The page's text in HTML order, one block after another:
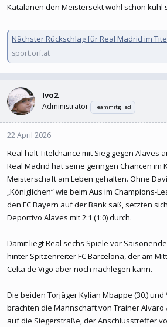
Katalanen den Meistersekt wohl schon kühl
Nächster Rückschlag für Real Madrid im
sport.orf.at
Ivo2
Administrator Teammitglied
22 April 2026
Real hält Titelchance mit Sieg gegen Alaves
Real Madrid hat seine geringen Chancen im
Meisterschaft am Leben gehalten. Ohne
„Königlichen“ wie beim Aus im Champions-
den FC Bayern auf der Bank saß, setzten
Deportivo Alaves mit 2:1 (1:0) durch.
Damit liegt Real sechs Spiele vor
hinter Spitzenreiter FC Barcelona, der am
Celta de Vigo aber noch nachlegen kann.
Die beiden Torjäger Kylian Mbappe (30.) und
brachten die Mannschaft von Trainer Alvaro
auf die Siegerstraße, der Anschlusstreffer